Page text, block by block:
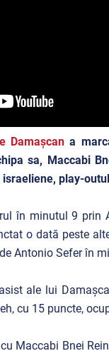
Damașcan a
sa, Maccabi
play-
în minutul 9 prin
o dată peste
Antonio Sefer în
ale lui
cu 15 puncte,
Maccabi Bnei